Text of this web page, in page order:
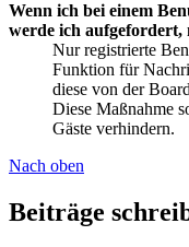
Wenn ich bei einem
werde ich aufgefordert,
Nur registrierte
Funktion für
diese von der
Diese Maßnahme
Gäste verhindern.
Nach oben
Beiträge